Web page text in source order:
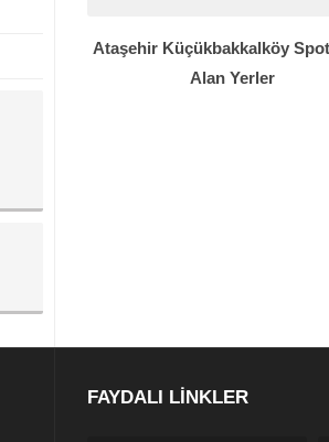
Ataşehir Küçükbakkalköy
Alan Yerler
FAYDALI LİNKLER